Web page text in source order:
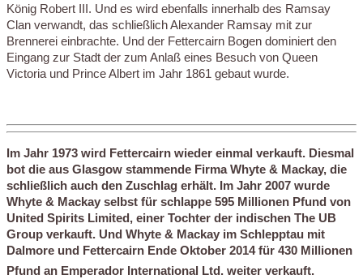
König Robert III. Und es wird ebenfalls innerhalb des Ramsay
Clan verwandt, das schließlich Alexander Ramsay mit zur
Brennerei einbrachte. Und der Fettercairn Bogen dominiert den
Eingang zur Stadt der zum Anlaß eines Besuch von Queen
Victoria und Prince Albert im Jahr 1861 gebaut wurde.
Im Jahr 1973 wird Fettercairn wieder einmal verkauft. Diesmal
bot die aus Glasgow stammende Firma Whyte & Mackay, die
schließlich auch den Zuschlag erhält. Im Jahr 2007 wurde
Whyte & Mackay selbst für schlappe 595 Millionen Pfund von
United Spirits Limited, einer Tochter der indischen The UB
Group verkauft. Und Whyte & Mackay im Schlepptau mit
Dalmore und Fettercairn Ende Oktober 2014 für 430 Millionen
Pfund an Emperador International Ltd. weiter verkauft.